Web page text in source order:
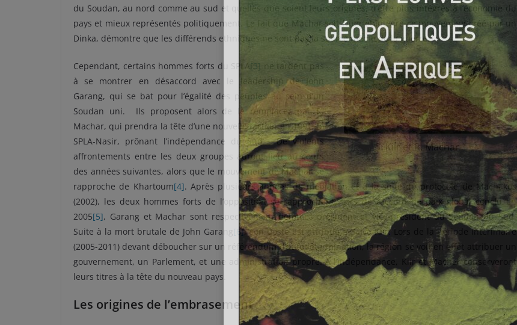
du Soudan, au nord comme au sud et quelles que soient leurs origines, d’être plus intégrés à l’économie du
pays et mieux représentés politiquement. Le fait que Machar soit Nuer et intègre ce mouvement créé par un
Dinka, démontre que les différends ethniques ne sont pas la source même de la guerre.
S. Kiir et R. Machar
Cependant, certains hommes forts du SPLA[3]
ne tardent pas
à se montrer en désaccord avec le leadership de John
Garang, qui se bat pour l’égalité des peuples au sein d’un
Soudan uni. Ils proposent alors de le remplacer par R.
Machar, qui prendra la tête d’une nouvelle faction en 1991, le
SPLA-Nasir, prônant l’indépendance du Sud. De violents
affrontements entre les deux groupes auront lieu au cours
des années suivantes, alors que le mouvement de Machar se
rapproche de Khartoum[4]. Après plusieurs années de médiation et à la suite du protocole de Machakos
(2002), les deux hommes forts de l’opposition se rapprochent. Lors de l’accord de paix global conclu en
2005[5], Garang et Machar sont respectivement nommés président et vice-président du Soudan du Sud.
Suite à la mort brutale de John Garang
[6], son poste est attribué à Salva Kiir. Lors de la période intérimaire
(2005-2011) devant déboucher sur un référendum d’autodétermination, la région se voit en effet attribuer un
gouvernement, un Parlement, et une administration propre. A l’indépendance, Kiir et Machar conserveront
leurs titres à la tête du nouveau pays.
Les origines de l’embrasement